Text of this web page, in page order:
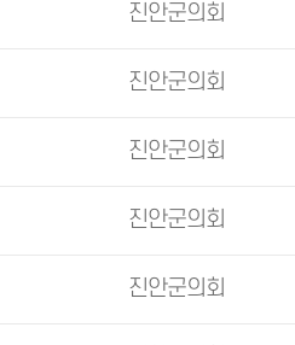
진안군의회
진안군의회
진안군의회
진안군의회
진안군의회